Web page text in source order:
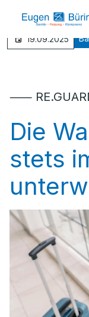
19.09.2025
⸺
Die
stets